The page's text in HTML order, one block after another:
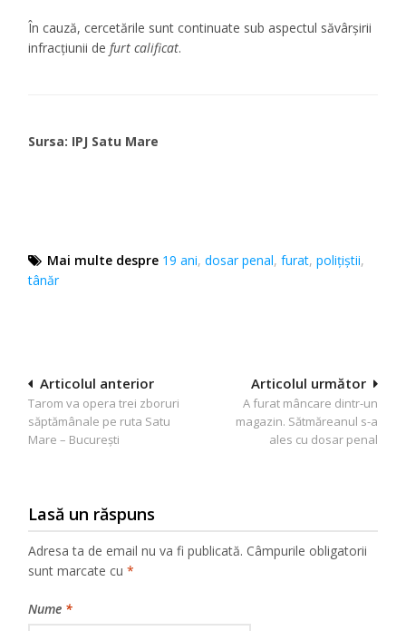
În cauză, cercetările sunt continuate sub aspectul săvârșirii
infracțiunii defurt calificat.
Sursa: IPJ Satu Mare
Mai multe despre 19 ani,dosar penal,furat,polițiștii,
tânăr
Navigare
în
articole
Articolul următor
A furat mâncare dintr-un
magazin. Sătmăreanul s-a
ales cu dosar penal
Articolul anterior
Tarom va opera trei zboruri
săptămânale pe ruta Satu
Mare – București
Lasă un răspuns
Adresa ta de email nu va fi publicată. Câmpurile obligatorii
sunt marcate cu*
Nume *